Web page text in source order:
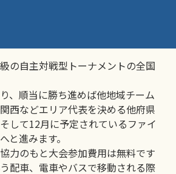
の趣旨
の自主対戦型トーナメントの全国
、順当に勝ち進めば他地域チーム
西などエリア代表を決める他府県
して12月に予定されているファイ
と進みます。
力のもと大会参加費用は無料です
配車、電車やバスで移動される際